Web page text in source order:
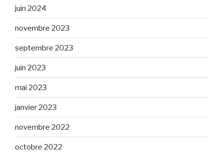
juin 2024
novembre 2023
septembre 2023
juin 2023
mai 2023
janvier 2023
novembre 2022
octobre 2022